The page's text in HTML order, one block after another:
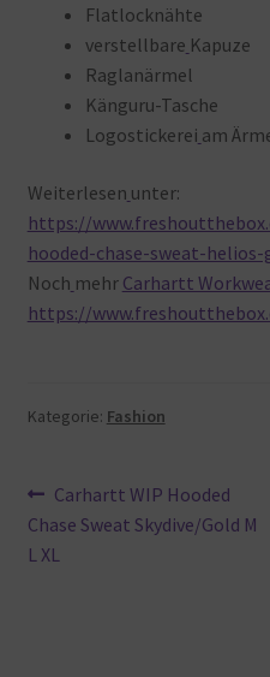
Flatlocknähte
verstellbare Kapuze
Raglanärmel
Känguru-Tasche
Logostickerei am
Weiterlesen unter:
https://
hooded-chase-sweat-helios-
Noch mehr Carhartt
https://
Kategorie: Fashion
Vorheriger
Beitrag:
Carhartt WIP Hooded
Chase Sweat Skydive/Gold M
L XL